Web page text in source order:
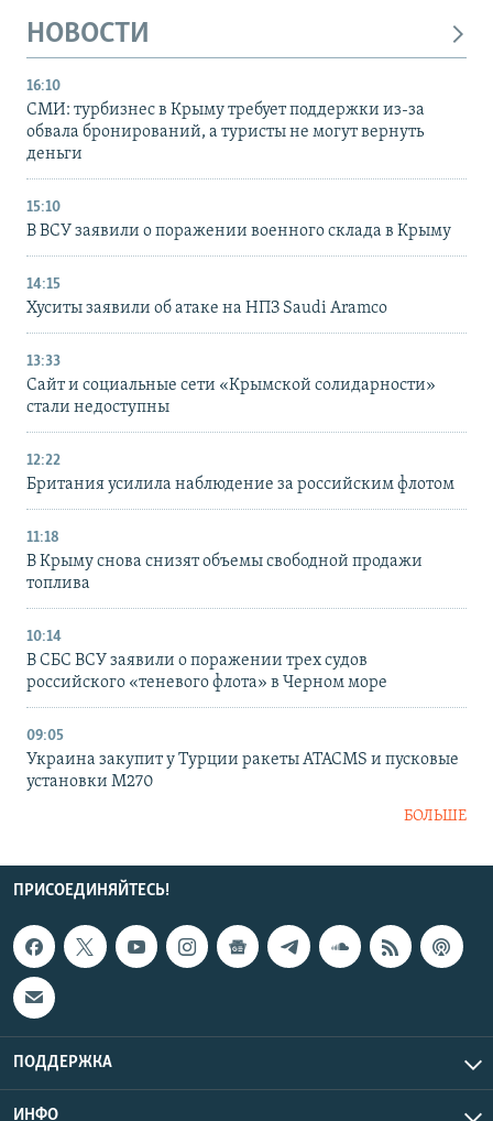
НОВОСТИ
16:10
СМИ: турбизнес в Крыму требует поддержки из-за
обвала бронирований, а туристы не могут вернуть
деньги
15:10
В ВСУ заявили о поражении военного склада в Крыму
14:15
Хуситы заявили об атаке на НПЗ Saudi Aramco
13:33
Сайт и социальные сети «Крымской солидарности»
стали недоступны
12:22
Британия усилила наблюдение за российским флотом
11:18
В Крыму снова снизят объемы свободной продажи
топлива
10:14
В СБС ВСУ заявили о поражении трех судов
российского «теневого флота» в Черном море
09:05
Украина закупит у Турции ракеты ATACMS и пусковые
установки M270
БОЛЬШЕ
ПРИСОЕДИНЯЙТЕСЬ!
ПОДДЕРЖКА
ИНФО